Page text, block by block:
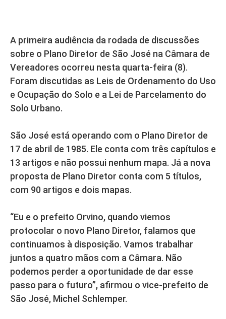
A primeira audiência da rodada de discussões
sobre o Plano Diretor de São José na Câmara de
Vereadores ocorreu nesta quarta-feira (8).
Foram discutidas as Leis de Ordenamento do Uso
e Ocupação do Solo e a Lei de Parcelamento do
Solo Urbano.
São José está operando com o Plano Diretor de
17 de abril de 1985. Ele conta com três capítulos e
13 artigos e não possui nenhum mapa. Já a nova
proposta de Plano Diretor conta com 5 títulos,
com 90 artigos e dois mapas.
“Eu e o prefeito Orvino, quando viemos
protocolar o novo Plano Diretor, falamos que
continuamos à disposição. Vamos trabalhar
juntos a quatro mãos com a Câmara. Não
podemos perder a oportunidade de dar esse
passo para o futuro”, afirmou o vice-prefeito de
São José, Michel Schlemper.